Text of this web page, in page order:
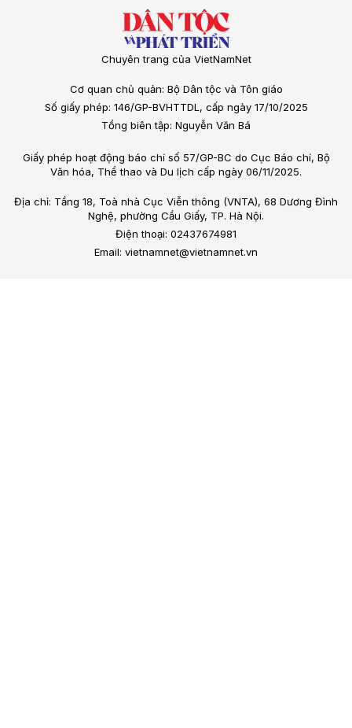
Chuyên trang của VietNamNet
Cơ quan chủ quản: Bộ Dân tộc và Tôn giáo
Số giấy phép: 146/GP-BVHTTDL, cấp ngày 17/10/2025
Tổng biên tập: Nguyễn Văn Bá
Giấy phép hoạt động báo chí số 57/GP-BC do Cục Báo chí, Bộ
Văn hóa, Thể thao và Du lịch cấp ngày 06/11/2025.
Địa chỉ: Tầng 18, Toà nhà Cục Viễn thông (VNTA), 68 Dương Đình
Nghệ, phường Cầu Giấy, TP. Hà Nội.
Điện thoại: 02437674981
Email: vietnamnet@vietnamnet.vn